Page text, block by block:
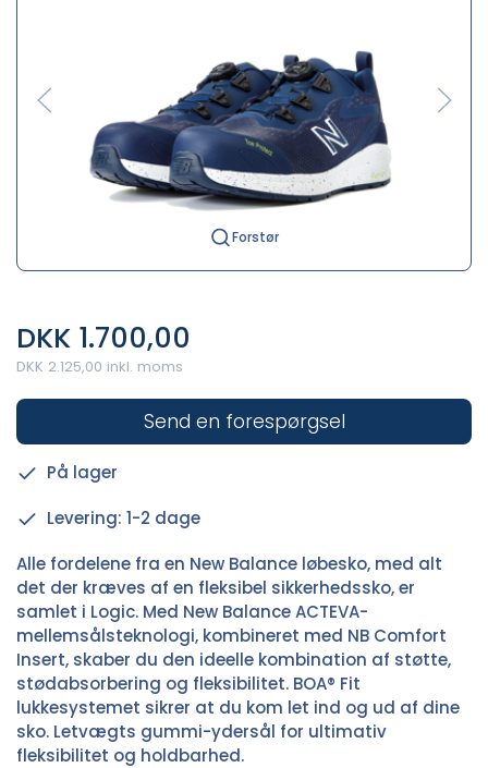
Forstør
DKK 1.700,00
DKK 2.125,00 inkl. moms
Send en forespørgsel
På lager
Levering: 1-2 dage
Alle fordelene fra en New Balance løbesko, med alt
det der kræves af en fleksibel sikkerhedssko, er
samlet i Logic. Med New Balance ACTEVA-
mellemsålsteknologi, kombineret med NB Comfort
Insert, skaber du den ideelle kombination af støtte,
stødabsorbering og fleksibilitet. BOA® Fit
lukkesystemet sikrer at du kom let ind og ud af dine
sko. Letvægts gummi-ydersål for ultimativ
fleksibilitet og holdbarhed.